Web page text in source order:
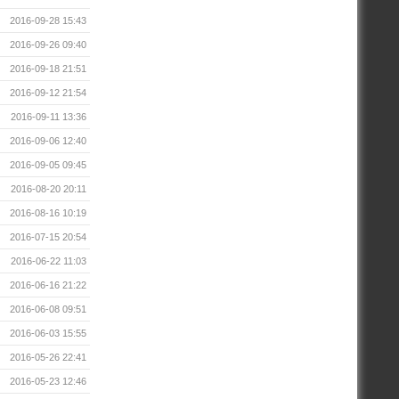
2016-09-28 15:43
2016-09-26 09:40
2016-09-18 21:51
2016-09-12 21:54
2016-09-11 13:36
2016-09-06 12:40
2016-09-05 09:45
2016-08-20 20:11
2016-08-16 10:19
2016-07-15 20:54
2016-06-22 11:03
2016-06-16 21:22
2016-06-08 09:51
2016-06-03 15:55
2016-05-26 22:41
2016-05-23 12:46